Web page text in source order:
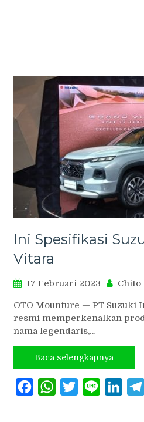
Ini Spesifikasi
Vitara
17 Februari 2023 Chito
OTO Mounture — PT Suzuki
resmi memperkenalkan
nama legendaris,…
Baca selengkapnya
FacebookWhatsAppTwitterLine